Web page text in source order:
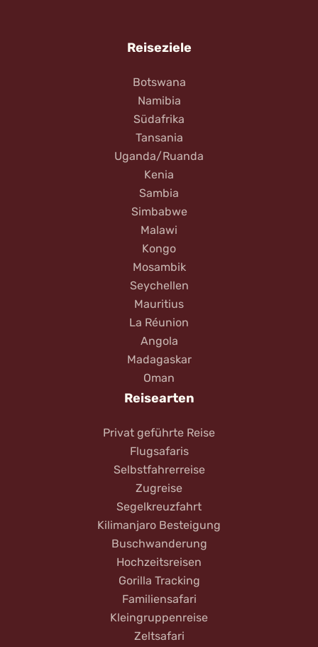
Reiseziele
Botswana
Namibia
Südafrika
Tansania
Uganda/Ruanda
Kenia
Sambia
Simbabwe
Malawi
Kongo
Mosambik
Seychellen
Mauritius
La Réunion
Angola
Madagaskar
Oman
Reisearten
Privat geführte Reise
Flugsafaris
Selbstfahrerreise
Zugreise
Segelkreuzfahrt
Kilimanjaro Besteigung
Buschwanderung
Hochzeitsreisen
Gorilla Tracking
Familiensafari
Kleingruppenreise
Zeltsafari